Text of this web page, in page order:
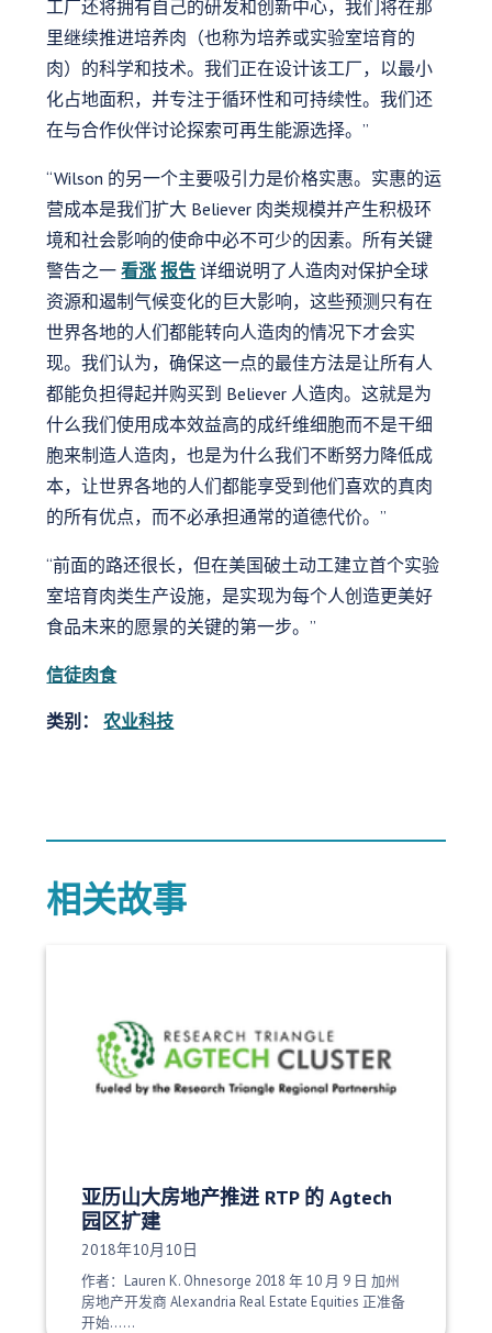
工厂还将拥有自己的研发和创新中心，我们将在那
里继续推进培养肉（也称为培养或实验室培育的
肉）的科学和技术。我们正在设计该工厂，以最小
化占地面积，并专注于循环性和可持续性。我们还
在与合作伙伴讨论探索可再生能源选择。”
“Wilson 的另一个主要吸引力是价格实惠。实惠的运
营成本是我们扩大 Believer 肉类规模并产生积极环
境和社会影响的使命中必不可少的因素。所有关键
警告之一看涨 报告 详细说明了人造肉对保护全球
资源和遏制气候变化的巨大影响，这些预测只有在
世界各地的人们都能转向人造肉的情况下才会实
现。我们认为，确保这一点的最佳方法是让所有人
都能负担得起并购买到 Believer 人造肉。这就是为
什么我们使用成本效益高的成纤维细胞而不是干细
胞来制造人造肉，也是为什么我们不断努力降低成
本，让世界各地的人们都能享受到他们喜欢的真肉
的所有优点，而不必承担通常的道德代价。”
“前面的路还很长，但在美国破土动工建立首个实验
室培育肉类生产设施，是实现为每个人创造更美好
食品未来的愿景的关键的第一步。”
信徒肉食
类别： 农业科技
相关故事
亚历山大房地产推进 RTP 的 Agtech
园区扩建
发布日期：
2018年10月10日
作者：Lauren K. Ohnesorge 2018 年 10 月 9 日 加州
房地产开发商 Alexandria Real Estate Equities 正准备
开始......